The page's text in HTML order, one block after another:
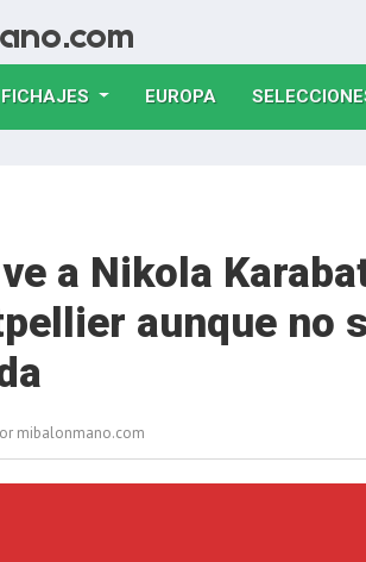
FICHAJES EUROPA(CURRENT)
a Nikola
aunque no
mibalonmano.com